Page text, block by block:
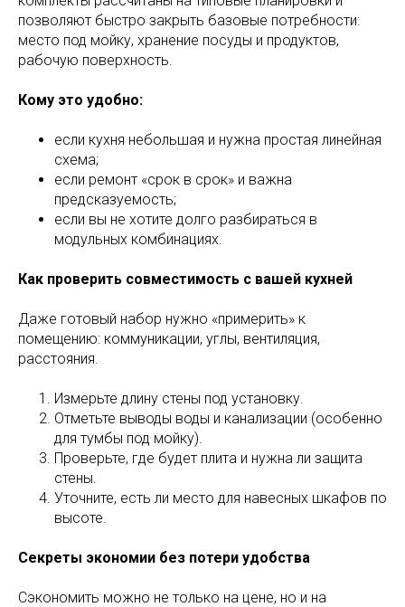
позволяют быстро закрыть базовые потребности:
место под мойку, хранение посуды и продуктов,
рабочую поверхность.
Кому это удобно:
если кухня небольшая и нужна простая линейная
схема;
если ремонт «срок в срок» и важна
предсказуемость;
если вы не хотите долго разбираться в
модульных комбинациях.
Как проверить совместимость с вашей кухней
Даже готовый набор нужно «примерить» к
помещению: коммуникации, углы, вентиляция,
расстояния.
Измерьте длину стены под установку.
Отметьте выводы воды и канализации (особенно
для тумбы под мойку).
Проверьте, где будет плита и нужна ли защита
стены.
Уточните, есть ли место для навесных шкафов по
высоте.
Секреты экономии без потери удобства
Сэкономить можно не только на цене, но и на